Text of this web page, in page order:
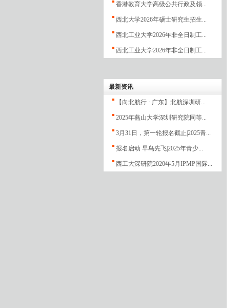
香港教育大学高级公共行政及领...
西北大学2026年硕士研究生招生...
西北工业大学2026年非全日制工...
西北工业大学2026年非全日制工...
最新资讯
【向北航行 · 广东】北航深圳研...
2025年燕山大学深圳研究院同等...
3月31日，第一轮报名截止|2025青...
报名启动 早鸟先飞|2025年青少...
西工大深研院2020年5月IPMP国际...